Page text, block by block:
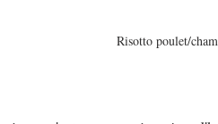
Risotto poulet/